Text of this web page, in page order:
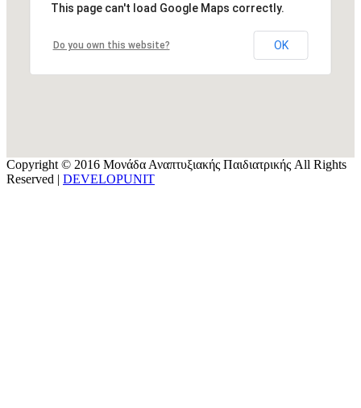
This page can't load Google Maps correctly.
Do you own this website? OK
Copyright © 2016 Μονάδα Αναπτυξιακής Παιδιατρικής All Rights
Reserved | DEVELOPUNIT